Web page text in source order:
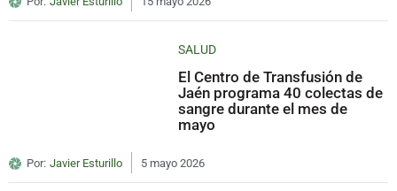
SALUD
El Centro de Transfusión de
Jaén programa 40 colectas de
sangre durante el mes de
mayo
Por: Javier Esturillo 5 mayo 2026